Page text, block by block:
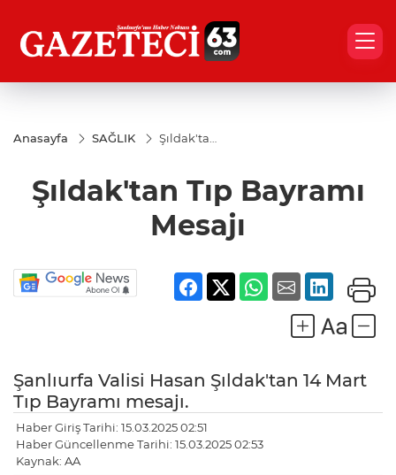
Anasayfa SAĞLIK
Şıldak'tan
Mesajı
Şıldak'tan Tıp Bayramı
Mesajı
Şanlıurfa Valisi Hasan Şıldak'tan 14 Mart
Tıp Bayramı mesajı.
Haber Giriş Tarihi: 15.03.2025 02:51
Haber Güncellenme Tarihi: 15.03.2025 02:53
Kaynak: AA